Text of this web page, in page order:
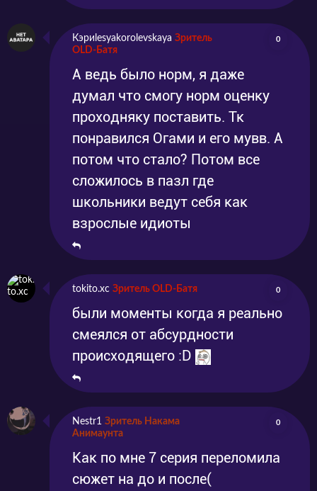
Кэриlesyakorolevskaya Зритель
OLD-Батя
0
А ведь было норм, я даже
думал что смогу норм оценку
проходняку поставить. Тк
понравился Огами и его мувв. А
потом что стало? Потом все
сложилось в пазл где
школьники ведут себя как
взрослые идиоты
tokito.xc Зритель OLD-Батя 0
были моменты когда я реально
смеялся от абсурдности
происходящего :D
Nestr1 Зритель Накама
Анимаунта
0
Как по мне 7 серия переломила
сюжет на до и после(